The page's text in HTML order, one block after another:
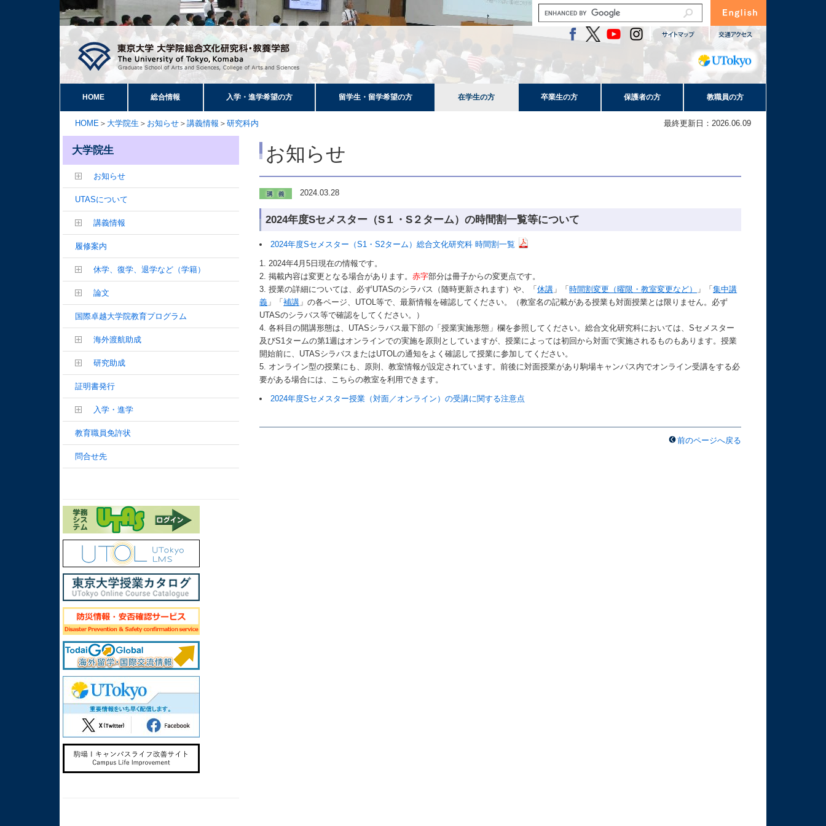
HOME 総合情報 入学・進学希望の方 留学生・留学希望の方 在学生の方 卒業生の方 保護者の方 教職員の方
HOME ＞ 大学院生 ＞ お知らせ ＞ 講義情報 ＞ 研究科内 最終更新日：2026.06.09
お知らせ
2024.03.28
2024年度Sセメスター（S１・S２ターム）の時間割一覧等について
2024年度Sセメスター（S1・S2ターム）総合文化研究科 時間割一覧
2024年4月5日現在の情報です。
掲載内容は変更となる場合があります。赤字部分は冊子からの変更点です。
授業の詳細については、必ずUTASのシラバス（随時更新されます）や、「休講 」「時間割変更（曜限・教室変更など） 」「集中講
義 」「補講 」の各ページ、UTOL等で、最新情報を確認してください。（教室名の記載がある授業も対面授業とは限りません。必ず
UTASのシラバス等で確認をしてください。）
各科目の開講形態は、UTASシラバス最下部の「授業実施形態」欄を参照してください。総合文化研究科においては、Sセメスター
及びS1タームの第1週はオンラインでの実施を原則としていますが、授業によっては初回から対面で実施されるものもあります。授業
開始前に、UTASシラバスまたはUTOLの通知をよく確認して授業に参加してください。
オンライン型の授業にも、原則、教室情報が設定されています。前後に対面授業があり駒場キャンパス内でオンライン受講をする必
要がある場合には、こちらの教室を利用できます。
2024年度Sセメスター授業（対面／オンライン）の受講に関する注意点
前のページへ戻る
大学院生
お知らせ
UTASについて
講義情報
履修案内
休学、復学、退学など（学籍）
論文
国際卓越大学院教育プログラム
海外渡航助成
研究助成
証明書発行
入学・進学
教育職員免許状
問合せ先